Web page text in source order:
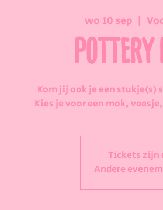
wo 10 sep
  |
Kom jij ook je een stukje(s)
Kies je voor een mok,
Tickets zijn
Andere